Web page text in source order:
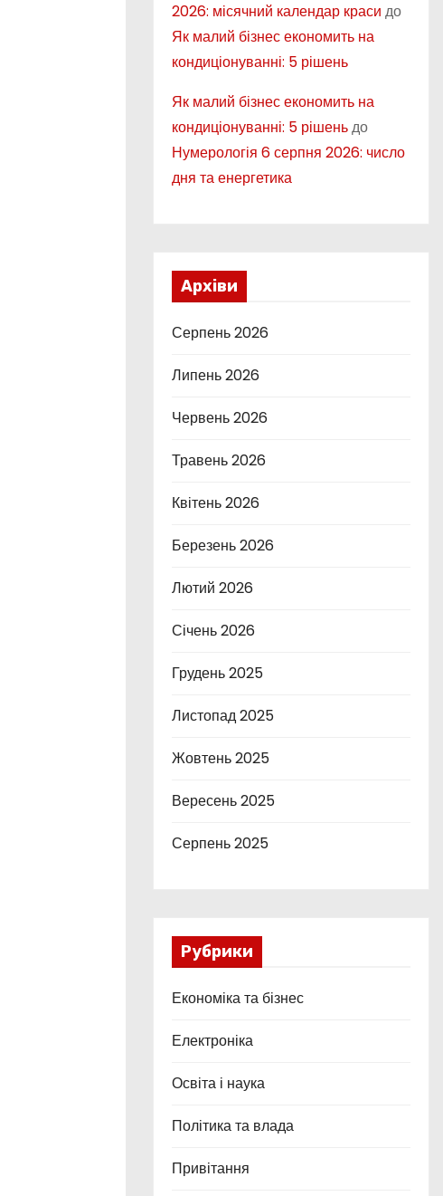
2026: місячний календар краси до
Як малий бізнес економить на
кондиціонуванні: 5 рішень
Як малий бізнес економить на
кондиціонуванні: 5 рішеньдо
Нумерологія 6 серпня 2026: число
дня та енергетика
Архіви
Серпень 2026
Липень 2026
Червень 2026
Травень 2026
Квітень 2026
Березень 2026
Лютий 2026
Січень 2026
Грудень 2025
Листопад 2025
Жовтень 2025
Вересень 2025
Серпень 2025
Рубрики
Економіка та бізнес
Електроніка
Освіта і наука
Політика та влада
Привітання